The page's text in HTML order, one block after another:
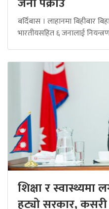
बर्दिबास । लाहानमा बिहीबार
भारतीयसहित ६ जनालाई
शिक्षा र
हट्यो सरकार, कसरी